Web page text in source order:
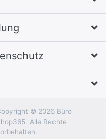
© 2026 Büro
Alle Rechte